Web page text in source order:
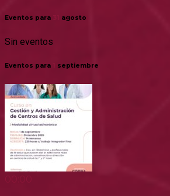
Eventos para agosto
Sin eventos
Eventos para septiembre